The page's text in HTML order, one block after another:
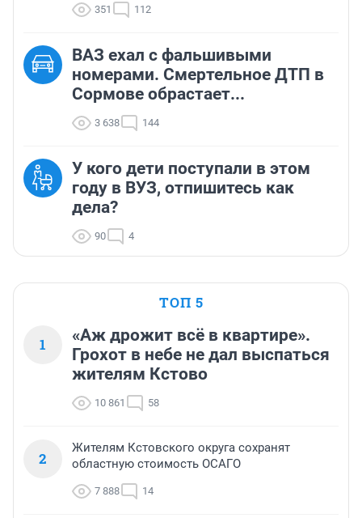
351 112
ВАЗ ехал с фальшивыми
номерами. Смертельное ДТП в
Сормове обрастает...
3 638 144
У кого дети поступали в этом
году в ВУЗ, отпишитесь как
дела?
90 4
ТОП 5
1
«Аж дрожит всё в квартире».
Грохот в небе не дал выспаться
жителям Кстово
10 861 58
2
Жителям Кстовского округа сохранят
областную стоимость ОСАГО
7 888 14